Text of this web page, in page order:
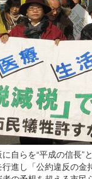
自らを“平成の信長”
進し「公約違反の